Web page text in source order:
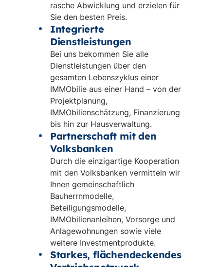
rasche Abwicklung und erzielen für
Sie den besten Preis.
Integrierte
Dienstleistungen
Bei uns bekommen Sie alle
Dienstleistungen über den
gesamten Lebenszyklus einer
IMMObilie aus einer Hand – von der
Projektplanung,
IMMObilienschätzung, Finanzierung
bis hin zur Hausverwaltung.
Partnerschaft mit den
Volksbanken
Durch die einzigartige Kooperation
mit den Volksbanken vermitteln wir
Ihnen gemeinschaftlich
Bauherrnmodelle,
Beteiligungsmodelle,
IMMObilienanleihen, Vorsorge und
Anlagewohnungen sowie viele
weitere Investmentprodukte.
Starkes, flächendeckendes